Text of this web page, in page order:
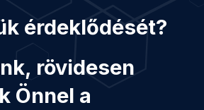
érdeklődését?
rövidesen
Önnel a